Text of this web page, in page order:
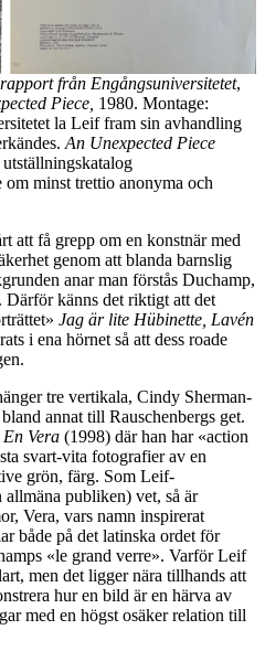
från Engångsuniversitetet,
Piece, 1980. Montage:
la Leif fram sin avhandling
An Unexpected Piece
om minst trettio anonyma och
att få grepp om en konstnär med
genom att blanda barnslig
anar man förstås Duchamp,
känns det riktigt att det
Jag är lite Hübinette, Lavén
i ena hörnet så att dess roade
tre vertikala, Cindy Sherman-
annat till Rauschenbergs get.
En Vera (1998) där han har «action
svart-vita fotografier av en
grön, färg. Som Leif-
allmäna publiken) vet, så är
Vera, vars namn inspirerat
både på det latinska ordet för
«le grand verre». Varför Leif
men det ligger nära tillhands att
hur en bild är en härva av
med en högst osäker relation till